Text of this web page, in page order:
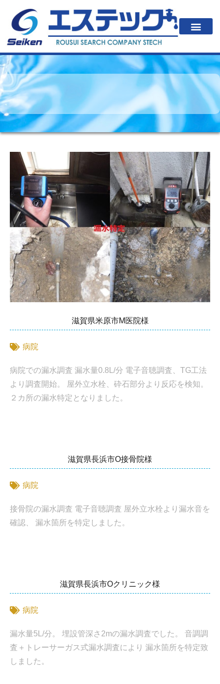
滋賀県米原市M医院様
病院
病院での漏水調査 漏水量0.8L/分 電子音聴調査、TG工法
より調査開始。 屋外立水栓、砕石部分より反応を検知。
２カ所の漏水特定となりました。
滋賀県長浜市O接骨院様
病院
接骨院の漏水調査 電子音聴調査 屋外立水栓より漏水音を
確認、 漏水箇所を特定しました。
滋賀県長浜市Oクリニック様
病院
漏水量5L/分。 埋設管深さ2mの漏水調査でした。 音調調
査＋トレーサーガス式漏水調査により 漏水箇所を特定致
しました。